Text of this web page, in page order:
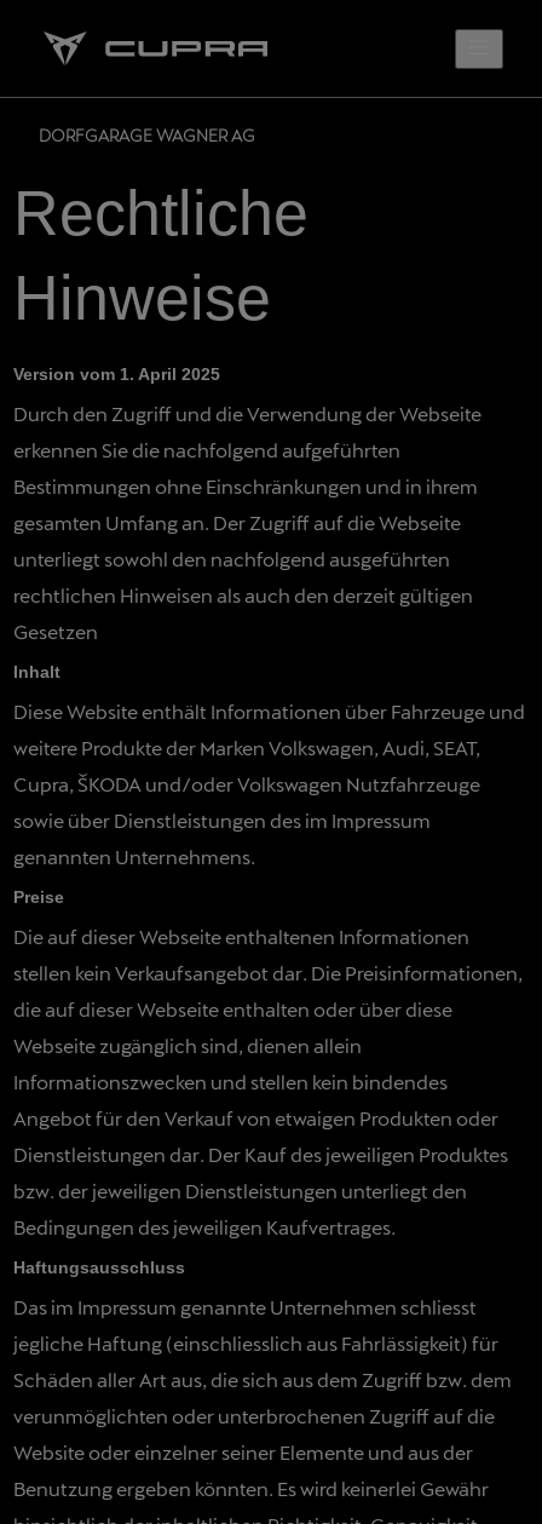
DORFGARAGE WAGNER AG
Rechtliche
Hinweise
Version vom 1. April 2025
Durch den Zugriff und die Verwendung der Webseite
erkennen Sie die nachfolgend aufgeführten
Bestimmungen ohne Einschränkungen und in ihrem
gesamten Umfang an. Der Zugriff auf die Webseite
unterliegt sowohl den nachfolgend ausgeführten
rechtlichen Hinweisen als auch den derzeit gültigen
Gesetzen
Inhalt
Diese Website enthält Informationen über Fahrzeuge und
weitere Produkte der Marken Volkswagen, Audi, SEAT,
Cupra, ŠKODA und/oder Volkswagen Nutzfahrzeuge
sowie über Dienstleistungen des im Impressum
genannten Unternehmens.
Preise
Die auf dieser Webseite enthaltenen Informationen
stellen kein Verkaufsangebot dar. Die Preisinformationen,
die auf dieser Webseite enthalten oder über diese
Webseite zugänglich sind, dienen allein
Informationszwecken und stellen kein bindendes
Angebot für den Verkauf von etwaigen Produkten oder
Dienstleistungen dar. Der Kauf des jeweiligen Produktes
bzw. der jeweiligen Dienstleistungen unterliegt den
Bedingungen des jeweiligen Kaufvertrages.
Haftungsausschluss
Das im Impressum genannte Unternehmen schliesst
jegliche Haftung (einschliesslich aus Fahrlässigkeit) für
Schäden aller Art aus, die sich aus dem Zugriff bzw. dem
verunmöglichten oder unterbrochenen Zugriff auf die
Website oder einzelner seiner Elemente und aus der
Benutzung ergeben könnten. Es wird keinerlei Gewähr